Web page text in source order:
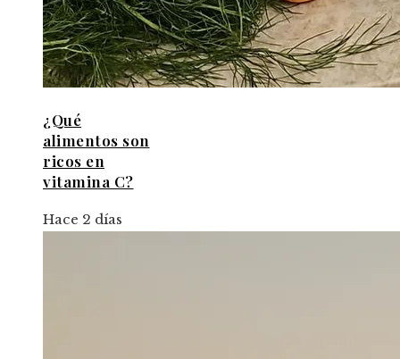
¿Qué
alimentos son
ricos en
vitamina C?
Hace 2 días